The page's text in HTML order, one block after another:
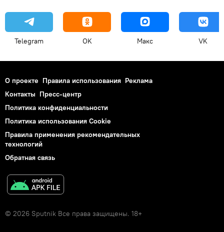
Telegram OK Макс VK
О проекте Правила использования Реклама
Контакты Пресс-центр
Политика конфиденциальности
Политика использования Cookie
Правила применения рекомендательных
технологий
Обратная связь
© 2026 Sputnik Все права защищены. 18+